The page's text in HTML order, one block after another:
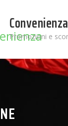
Convenienza
Promozioni e